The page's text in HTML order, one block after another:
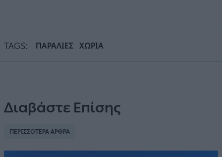
TAGS: ΠΑΡΑΛΙΕΣ ΧΩΡΙΑ
Διαβάστε Επίσης
ΠΕΡΙΣΣΟΤΕΡΑ ΑΡΘΡΑ